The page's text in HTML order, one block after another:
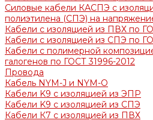
Силовые кабели КАСПЭ с
полиэтилена (СПЭ) на
Кабели с изоляцией из ПВХ по
Кабели с изоляцией из СПЭ по
Кабели с полимерной
галогенов по ГОСТ 31996-2012
Провода
Кабель NYM-J и NYM-O
Кабели K9 с изоляцией из ЭПР
Кабели K9 с изоляцией из СПЭ
Кабели К7 с изоляцией из ПВХ